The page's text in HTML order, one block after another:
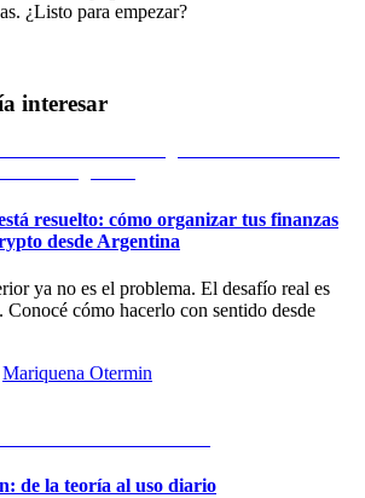
¿Listo para empezar?
interesar
resuelto: cómo organizar tus finanzas
desde Argentina
ya no es el problema. El desafío real es
Conocé cómo hacerlo con sentido desde
Mariquena Otermin
de la teoría al uso diario